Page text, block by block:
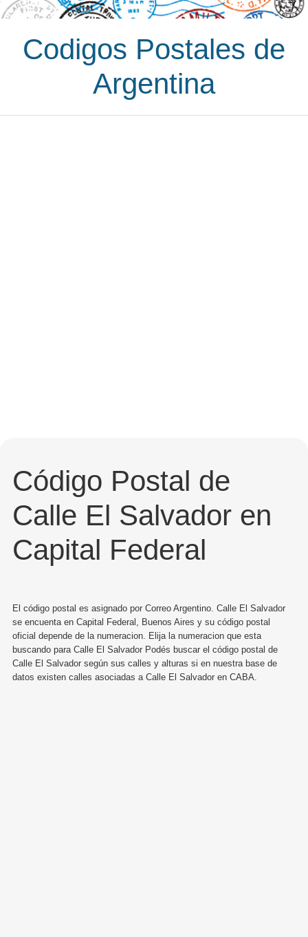
Codigos Postales de
Argentina
Código Postal de
Calle El Salvador en
Capital Federal
El código postal es asignado por Correo Argentino. Calle El Salvador
se encuenta en Capital Federal, Buenos Aires y su código postal
oficial depende de la numeracion. Elija la numeracion que esta
buscando para Calle El Salvador Podés buscar el código postal de
Calle El Salvador según sus calles y alturas si en nuestra base de
datos existen calles asociadas a Calle El Salvador en CABA.